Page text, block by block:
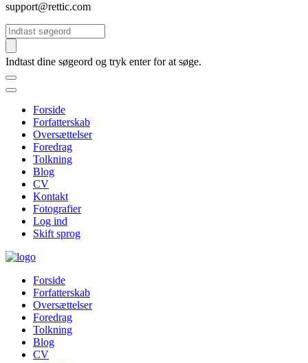
support@rettic.com
Søg
Indtast dine søgeord og tryk enter for at søge.
Forside
Forfatterskab
Oversættelser
Foredrag
Tolkning
Blog
CV
Kontakt
Fotografier
Log ind
Skift sprog
Forside
Forfatterskab
Oversættelser
Foredrag
Tolkning
Blog
CV